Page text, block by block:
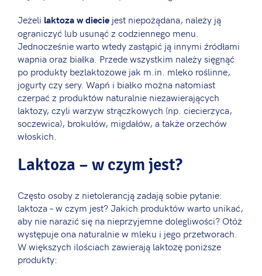
Jeżeli laktoza w diecie jest niepożądana, należy ją
ograniczyć lub usunąć z codziennego menu.
Jednocześnie warto wtedy zastąpić ją innymi źródłami
wapnia oraz białka. Przede wszystkim należy sięgnąć
po produkty bezlaktozowe jak m.in. mleko roślinne,
jogurty czy sery. Wapń i białko można natomiast
czerpać z produktów naturalnie niezawierających
laktozy, czyli warzyw strączkowych (np. ciecierzyca,
soczewica), brokułów, migdałów, a także orzechów
włoskich.
Laktoza – w czym jest?
Często osoby z nietolerancją zadają sobie pytanie:
laktoza – w czym jest? Jakich produktów warto unikać,
aby nie narazić się na nieprzyjemne dolegliwości? Otóż
występuje ona naturalnie w mleku i jego przetworach.
W większych ilościach zawierają laktozę poniższe
produkty: